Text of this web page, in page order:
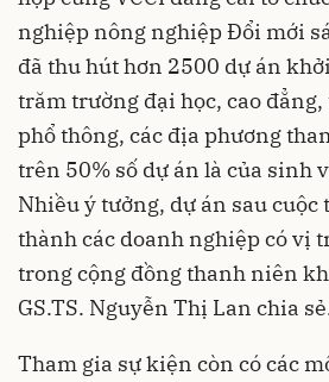
nghiệp nông nghiệp Đổi mới
đã thu hút hơn 2500 dự án
trăm trường đại học, cao
phổ thông, các địa phương
trên 50% số dự án là của sinh
Nhiều ý tưởng, dự án sau
thành các doanh nghiệp có vị
trong cộng đồng thanh niên
GS.TS. Nguyễn Thị Lan chia
Tham gia sự kiện còn có các